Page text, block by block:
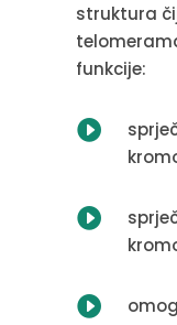
struktura
funkcije:


